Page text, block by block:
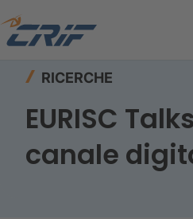
Home
RICERCHE
EURISC
canale